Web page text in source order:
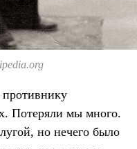
Потеряли мы много.
но нечего было